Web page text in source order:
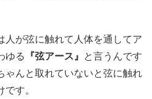
人が弦に触れて人体を通してア
ゆる
『弦アース』
と言うんです
ゃんと取れていないと弦に触れ
す。